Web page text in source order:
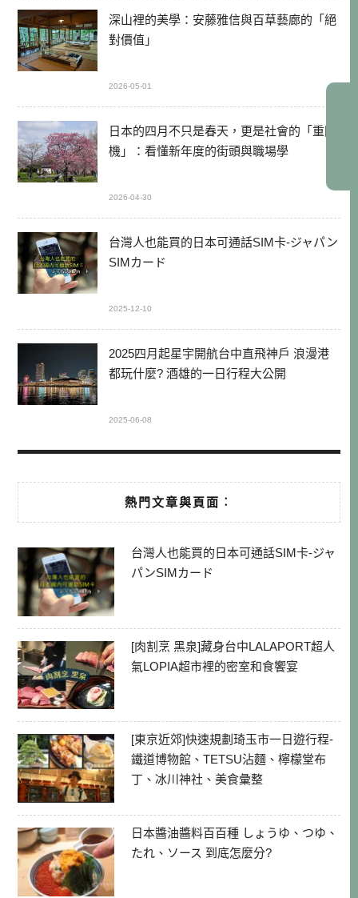
深山裡的美學：安藤雅信與百草藝廊的「絕
對價值」
2026-05-01
日本的四月不只是春天，更是社會的「重開
機」：看懂新年度的街頭與職場學
2026-04-30
台灣人也能買的日本可通話SIM卡-ジャパン
SIMカード
2025-12-10
2025四月起星宇開航台中直飛神戶 浪漫港
都玩什麼? 酒雄的一日行程大公開
2025-06-08
熱門文章與頁面︰
台灣人也能買的日本可通話SIM卡-ジャ
パンSIMカード
[肉割烹 黑泉]藏身台中LALAPORT超人
氣LOPIA超市裡的密室和食饗宴
[東京近郊]快速規劃琦玉市一日遊行程-
鐵道博物館、TETSU沾麵、檸檬堂布
丁、冰川神社、美食彙整
日本醬油醬料百百種 しょうゆ、つゆ、
たれ、ソース 到底怎麼分?